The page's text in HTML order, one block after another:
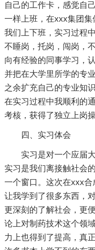
自己的工作卡，感觉自
一样上班，在xxx集团
我们上下班，实习过程
不睡岗，托岗，闯岗，
向有经验的同事学习，
并把在大学里所学的专
之余扩充自己的专业知
在实习过程中我顺利的
考核，获得了独立上岗
四、实习体会
实习是对一个应届
实习是我们离接触社会
一个窗口。这次在xxx
让我学到了很多东西，
更深刻的了解社会，更
论上对制药技术这个领
力上也得到了提高，真